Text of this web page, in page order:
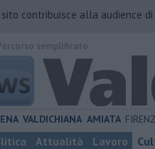
contribuisce alla audience di
VALDICHIANA AMIATA
Attualità Lavoro